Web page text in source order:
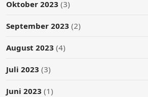
Oktober 2023 (3)
September 2023 (2)
August 2023 (4)
Juli 2023 (3)
Juni 2023 (1)